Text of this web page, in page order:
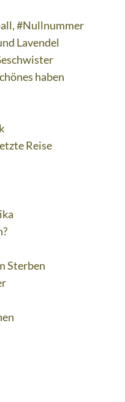
#Nullnummer
Lavendel
haben
Reise
Sterben